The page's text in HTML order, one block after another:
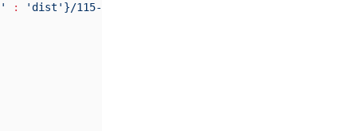
: 'dist'}/115-helper.user.js`